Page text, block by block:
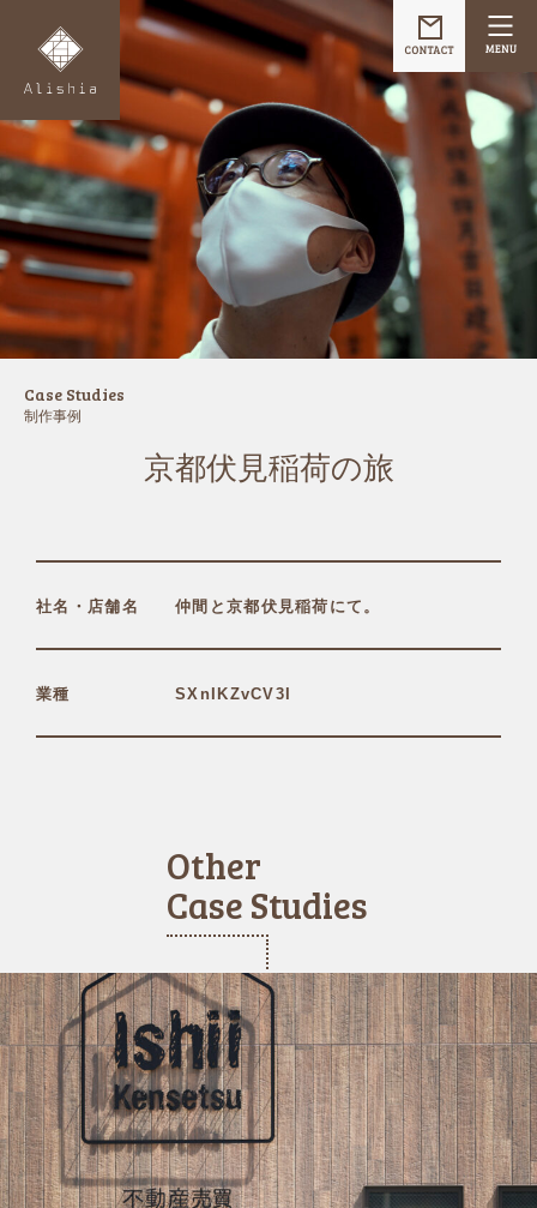
Case Studies
制作事例
京都伏見稲荷の旅
社名・店舗名 仲間と京都伏見稲荷にて。
業種 SXnIKZvCV3I
Other
Case Studies